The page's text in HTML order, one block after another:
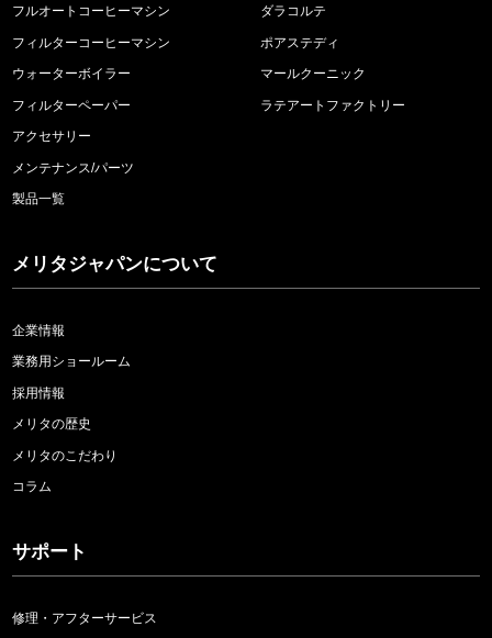
フルオートコーヒーマシン
フィルターコーヒーマシン
ウォーターボイラー
フィルターペーパー
アクセサリー
メンテナンス/パーツ
製品一覧
ダラコルテ
ポアステディ
マールクーニック
ラテアートファクトリー
メリタジャパンについて
企業情報
業務用ショールーム
採用情報
メリタの歴史
メリタのこだわり
コラム
サポート
修理・アフターサービス